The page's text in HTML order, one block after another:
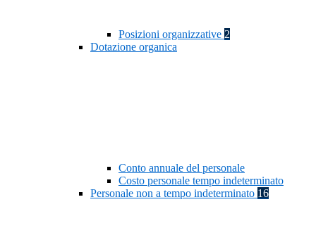
Posizioni organizzative 2
Dotazione organica
Conto annuale del personale
Costo personale tempo indeterminato
Personale non a tempo indeterminato 16